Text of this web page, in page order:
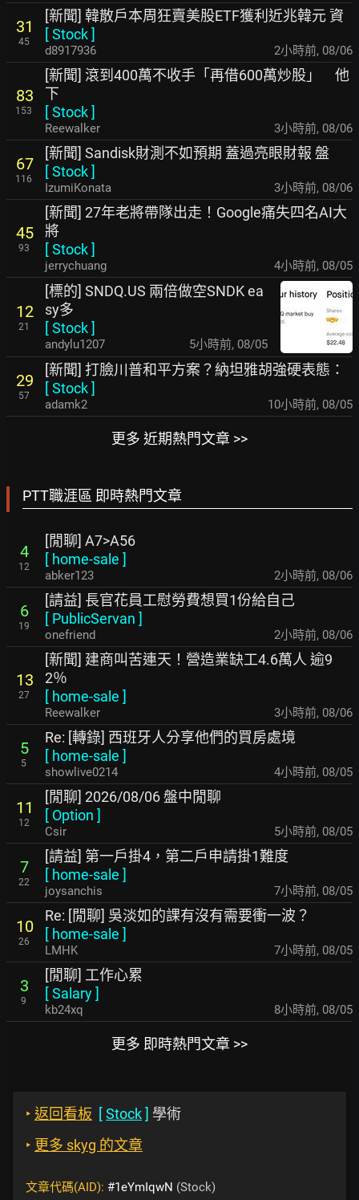
31
45
[新聞] 韓散戶本周狂賣美股ETF獲利近兆韓元 資
[Stock]
d8917936 2小時前, 08/06
83
153
[新聞] 滾到400萬不收手「再借600萬炒股」 他
下
[Stock]
Reewalker 3小時前, 08/06
67
116
[新聞] Sandisk財測不如預期 蓋過亮眼財報 盤
[Stock]
IzumiKonata 3小時前, 08/06
45
93
[新聞] 27年老將帶隊出走！Google痛失四名AI大
將
[Stock]
jerrychuang 4小時前, 08/05
12
21
[標的] SNDQ.US 兩倍做空SNDK ea
sy多
[Stock]
andylu1207 5小時前, 08/05
29
57
[新聞] 打臉川普和平方案？納坦雅胡強硬表態：
[Stock]
adamk2 10小時前, 08/05
更多 近期熱門文章 >>
PTT職涯區 即時熱門文章
4
12
[閒聊] A7>A56
[ home-sale ]
abker123 2小時前, 08/06
6
19
[請益] 長官花員工慰勞費想買1份給自己
[ PublicServan ]
onefriend 2小時前, 08/06
13
27
[新聞] 建商叫苦連天！營造業缺工4.6萬人 逾9
2％
[ home-sale ]
Reewalker 3小時前, 08/06
5
5
Re: [轉錄] 西班牙人分享他們的買房處境
[ home-sale ]
showlive0214 4小時前, 08/05
11
12
[閒聊] 2026/08/06 盤中閒聊
[ Option ]
Csir 5小時前, 08/05
7
22
[請益] 第一戶掛4，第二戶申請掛1難度
[ home-sale ]
joysanchis 7小時前, 08/05
10
26
Re: [閒聊] 吳淡如的課有沒有需要衝一波？
[ home-sale ]
LMHK 7小時前, 08/05
3
9
[閒聊] 工作心累
[Salary]
kb24xq 8小時前, 08/05
更多 即時熱門文章 >>
‣ 返回看板 [Stock] 學術
‣ 更多 skyg 的文章
文章代碼(AID): #1eYmIqwN (Stock)